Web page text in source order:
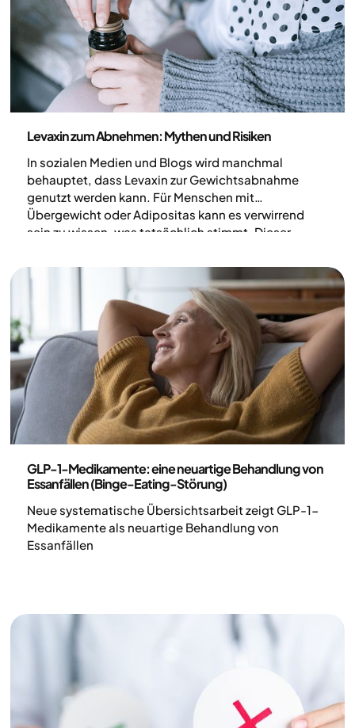
Levaxin zum Abnehmen: Mythen und Risiken
In sozialen Medien und Blogs wird manchmal
behauptet, dass Levaxin zur Gewichtsabnahme
genutzt werden kann. Für Menschen mit
Übergewicht oder Adipositas kann es verwirrend
sein zu wissen, was tatsächlich stimmt. Dieser
und Gewichtsabnahme wissen solltest.
GLP-1-Medikamente: eine neuartige Behandlung von
Essanfällen (Binge-Eating-Störung)
Neue systematische Übersichtsarbeit zeigt GLP-1-
Medikamente als neuartige Behandlung von
Essanfällen